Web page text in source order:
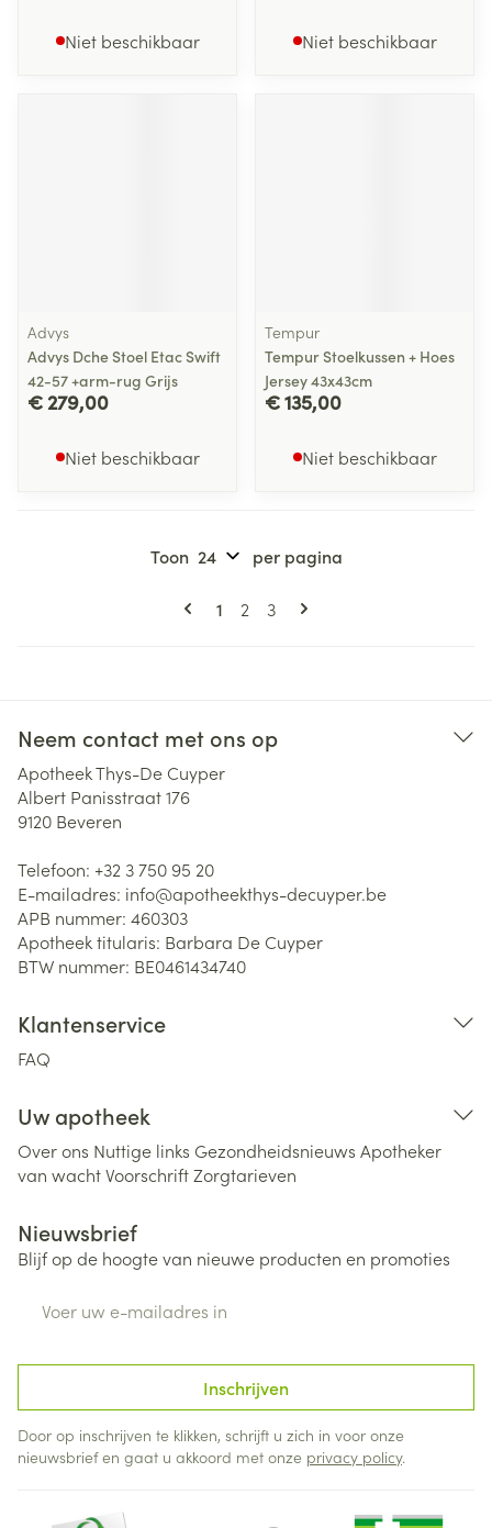
Niet beschikbaar Niet beschikbaar
Advys
Advys Dche Stoel Etac Swift
42-57 +arm-rug Grijs
€ 279,00
Niet beschikbaar
Tempur
Tempur Stoelkussen + Hoes
Jersey 43x43cm
€ 135,00
Niet beschikbaar
Pagina's
U lees momenteel pagina
1 Pagina
2 Pagina
3
Toon per pagina
Neem contact met ons op
Apotheek Thys-De Cuyper
Albert Panisstraat 176
9120 Beveren
Telefoon: +32 3 750 95 20
E-mailadres: info@apotheekthys-decuyper.be
APB nummer: 460303
Apotheek titularis: Barbara De Cuyper
BTW nummer: BE0461434740
Klantenservice
FAQ
Uw apotheek
Over ons Nuttige links Gezondheidsnieuws Apotheker
van wachtVoorschriftZorgtarieven
Nieuwsbrief
Blijf op de hoogte van nieuwe producten en promoties
Inschrijven
Door op inschrijven te klikken, schrijft u zich in voor onze
nieuwsbrief en gaat u akkoord met onze privacy policy.